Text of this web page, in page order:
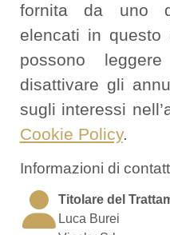
fornita da uno
elencati in questo
possono
disattivare gli
sugli interessi
Cookie Policy.
Informazioni di
Titolare del
Luca Burei